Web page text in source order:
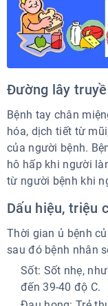
Đường lây
Bệnh tay chân
hóa, dịch tiết từ
của người bệnh.
hô hấp khi người
từ người bệnh khi
Dấu hiệu, triệu
Thời gian ủ bệnh
sau đó bệnh nhân
Sốt: Sốt nhẹ,
đến 39-40 độ C.